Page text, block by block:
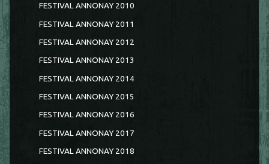
FESTIVAL ANNONAY 2010
FESTIVAL ANNONAY 2011
FESTIVAL ANNONAY 2012
FESTIVAL ANNONAY 2013
FESTIVAL ANNONAY 2014
FESTIVAL ANNONAY 2015
FESTIVAL ANNONAY 2016
FESTIVAL ANNONAY 2017
FESTIVAL ANNONAY 2018